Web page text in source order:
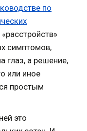
по
симптомов,
глаз, а решение,
или иное
простым
это